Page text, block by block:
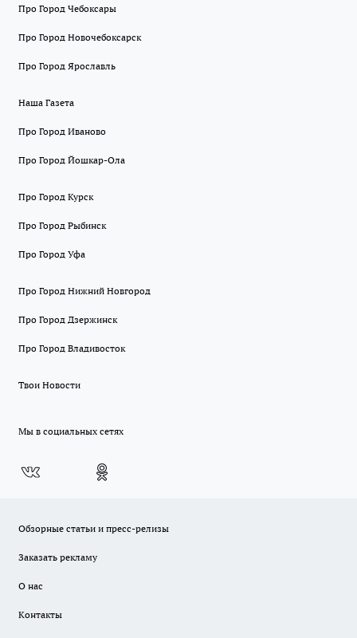
Про Город Чебоксары
Про Город Новочебоксарск
Про Город Ярославль
Наша Газета
Про Город Иваново
Про Город Йошкар-Ола
Про Город Курск
Про Город Рыбинск
Про Город Уфа
Про Город Нижний Новгород
Про Город Дзержинск
Про Город Владивосток
Твои Новости
Мы в социальных сетях
Обзорные статьи и пресс-релизы
Заказать рекламу
О нас
Контакты